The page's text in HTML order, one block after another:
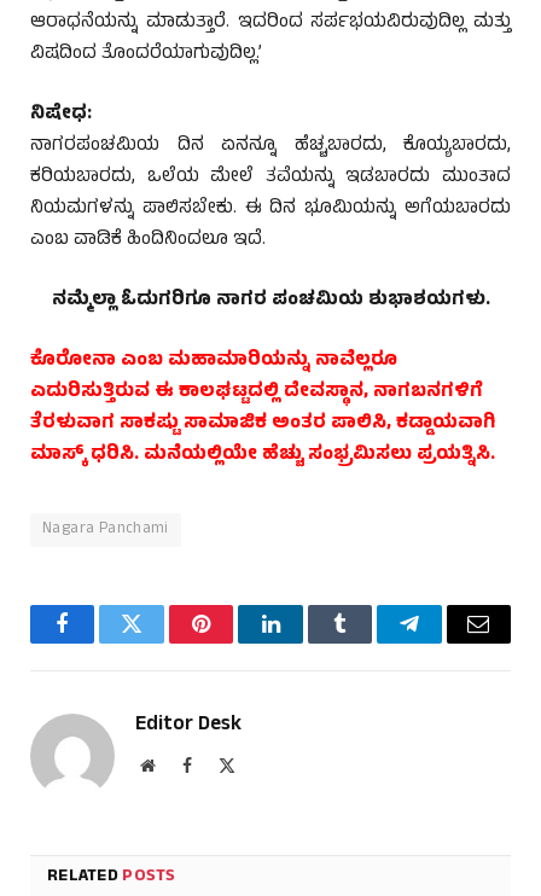
ಆರಾಧನೆಯನ್ನು ಮಾಡುತ್ತಾರೆ. ಇದರಿಂದ ಸರ್ಪಭಯವಿರುವುದಿಲ್ಲ ಮತ್ತು
ವಿಷದಿಂದ ತೊಂದರೆಯಾಗುವುದಿಲ್ಲ.’
ನಿಷೇಧ:
ನಾಗರಪಂಚಮಿಯ ದಿನ ಏನನ್ನೂ ಹೆಚ್ಚಬಾರದು, ಕೊಯ್ಯಬಾರದು,
ಕರಿಯಬಾರದು, ಒಲೆಯ ಮೇಲೆ ತವೆಯನ್ನು ಇಡಬಾರದು ಮುಂತಾದ
ನಿಯಮಗಳನ್ನು ಪಾಲಿಸಬೇಕು. ಈ ದಿನ ಭೂಮಿಯನ್ನು ಅಗೆಯಬಾರದು
ಎಂಬ ವಾಡಿಕೆ ಹಿಂದಿನಿಂದಲೂ ಇದೆ.
ನಮ್ಮೆಲ್ಲಾ ಓದುಗರಿಗೂ ನಾಗರ ಪಂಚಮಿಯ ಶುಭಾಶಯಗಳು.
ಕೊರೋನಾ ಎಂಬ ಮಹಾಮಾರಿಯನ್ನು ನಾವೆಲ್ಲರೂ
ಎದುರಿಸುತ್ತಿರುವ ಈ ಕಾಲಘಟ್ಟದಲ್ಲಿ ದೇವಸ್ಥಾನ, ನಾಗಬನಗಳಿಗೆ
ತೆರಳುವಾಗ ಸಾಕಷ್ಟು ಸಾಮಾಜಿಕ ಅಂತರ ಪಾಲಿಸಿ, ಕಡ್ಡಾಯವಾಗಿ
ಮಾಸ್ಕ್ ಧರಿಸಿ. ಮನೆಯಲ್ಲಿಯೇ ಹೆಚ್ಚು ಸಂಭ್ರಮಿಸಲು ಪ್ರಯತ್ನಿಸಿ.
Nagara Panchami
FacebookTwitter PinterestLinkedInTumblr TelegramEmail
Editor Desk
WebsiteFacebook
RELATEDPOSTS